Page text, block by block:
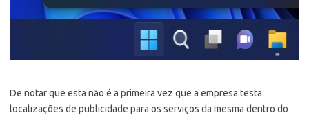
De notar que esta não é a primeira vez que a empresa testa
localizações de publicidade para os serviços da mesma dentro do